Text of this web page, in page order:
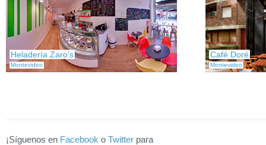
Heladería Zaro’s
Montevideo
Café Doré
Montevideo
¡Síguenos en Facebook o Twitter para